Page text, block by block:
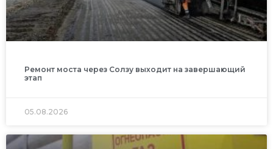
Ремонт моста через Солзу выходит на завершающий
этап
05.08.2026